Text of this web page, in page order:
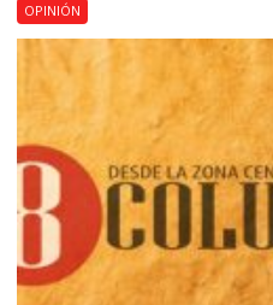
OPINIÓN